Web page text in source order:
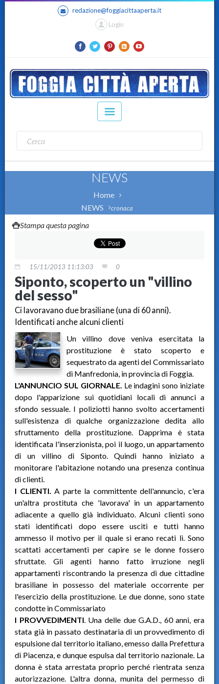
redazione@foggiacittaaperta.it
Login
NEWS
Home
NEWS
cronaca
Stampa questa pagina
15/11/2013 11:13:03 0
Siponto, scoperto un "villino
del sesso"
Ci lavoravano due brasiliane (una di 60 anni).
Identificati anche alcuni clienti
Un villino dove veniva esercitata la
prostituzione è stato scoperto e
sequestrato da agenti del Commissariato
di Manfredonia, in provincia di Foggia.
L'ANNUNCIO SUL GIORNALE. Le indagini sono iniziate
dopo l'apparizione sui quotidiani locali di annunci a
sfondo sessuale. I poliziotti hanno svolto accertamenti
sull'esistenza di qualche organizzazione dedita allo
sfruttamento della prostituzione. Dapprima è stata
identificata l'inserzionista, poi il luogo, un appartamento
di un villino di Siponto. Quindi hanno iniziato a
monitorare l'abitazione notando una presenza continua
di clienti.
I CLIENTI. A parte la committente dell'annuncio, c'era
un'altra prostituta che 'lavorava' in un appartamento
adiacente a quello già individuato. Alcuni clienti sono
stati identificati dopo essere usciti e tutti hanno
ammesso il motivo per il quale si erano recati lì. Sono
scattati accertamenti per capire se le donne fossero
sfruttate. Gli agenti hanno fatto irruzione negli
appartamenti riscontrando la presenza di due cittadine
brasiliane in possesso del materiale occorrente per
l'esercizio della prostituzione. Le due donne, sono state
condotte in Commissariato
I PROVVEDIMENTI. Una delle due G.A.D., 60 anni, era
stata già in passato destinataria di un provvedimento di
espulsione dal territorio italiano, emesso dalla Prefettura
di Piacenza, e dunque espulsa dal territorio nazionale. La
donna è stata arrestata proprio perché rientrata senza
autorizzazione. L'altra donna, munita del permesso di